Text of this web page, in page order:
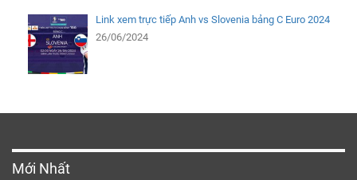
Link xem trực tiếp Anh vs Slovenia bảng C Euro 2024
26/06/2024
Mới Nhất